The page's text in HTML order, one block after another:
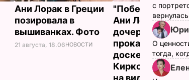
Ани Лорак в Греции
позировала в
вышиванках. Фото
21 августа, 18.06НОВОСТИ
"Победа над
Ани Лорак с
дочерью
прокатилась на
доске для
Киркоров снял
на видео
с
О
тогда,